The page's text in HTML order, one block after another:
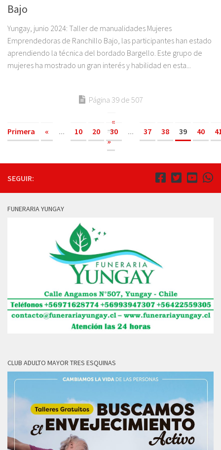
Bajo
Yungay, junio 2024: Taller de manualidades Mujeres
Emprendedoras de Ranchillo Bajo, las participantes han estado
aprendiendo la técnica del bordado Bargello. Este grupo de
mujeres ha mostrado un gran interés y habilidad en esta...
Página 39 de 507
«
Primera
« ... 10 20 30 ... 37 38 39 40
»
SEGUIR:
FUNERARIA YUNGAY
CLUB ADULTO MAYOR TRES ESQUINAS